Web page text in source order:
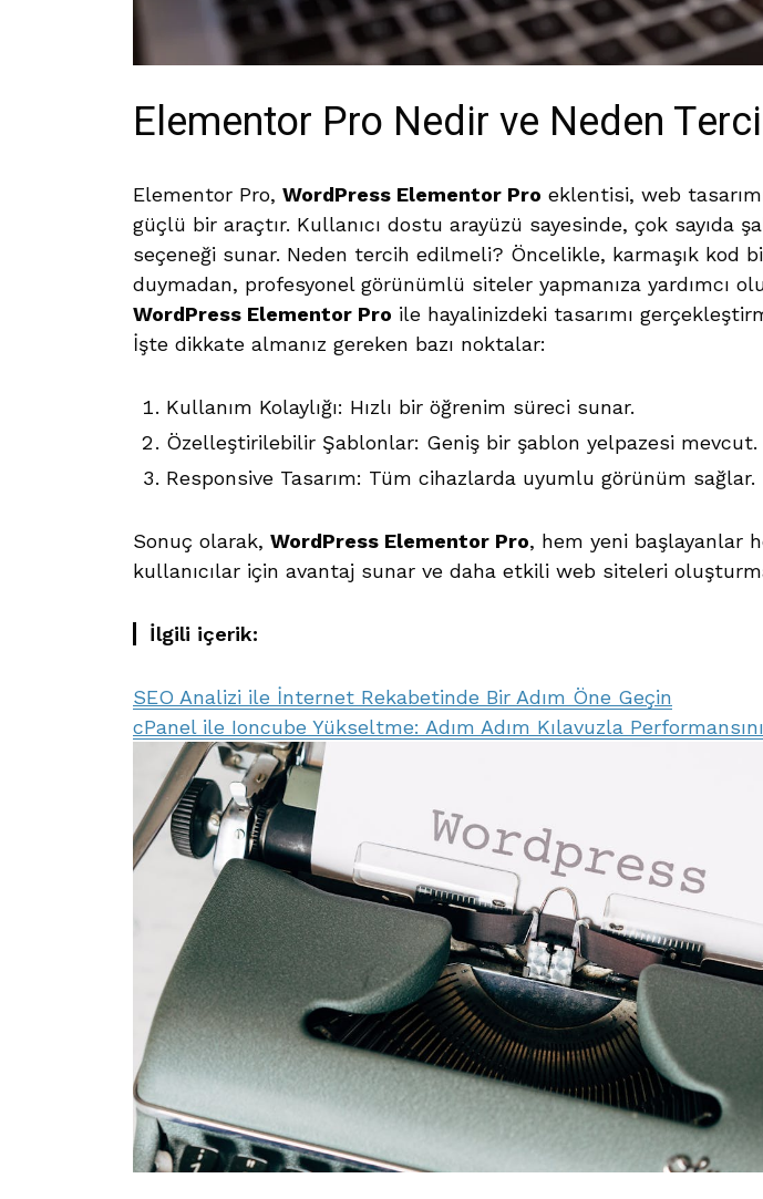
Elementor Pro Nedir ve Neden
Elementor Pro, WordPress Elementor Pro eklentisi, web
güçlü bir araçtır. Kullanıcı dostu arayüzü sayesinde, çok sayıda
seçeneği sunar. Neden tercih edilmeli? Öncelikle, karmaşık kod
duymadan, profesyonel görünümlü siteler yapmanıza yardımcı
WordPress Elementor Pro ile hayalinizdeki tasarımı
İşte dikkate almanız gereken bazı noktalar:
Kullanım Kolaylığı: Hızlı bir öğrenim süreci sunar.
Özelleştirilebilir Şablonlar: Geniş bir şablon yelpazesi mevcut.
Responsive Tasarım: Tüm cihazlarda uyumlu görünüm sağlar.
Sonuç olarak, WordPress Elementor Pro, hem yeni başlayanlar
kullanıcılar için avantaj sunar ve daha etkili web siteleri
İlgili içerik:
SEO Analizi ile İnternet Rekabetinde Bir Adım Öne Geçin
cPanel ile Ioncube Yükseltme: Adım Adım Kılavuzla